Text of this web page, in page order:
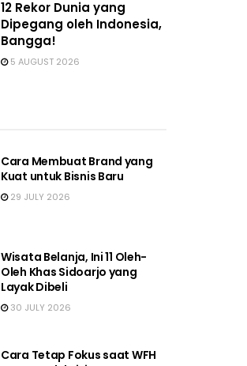
12 Rekor Dunia yang
Dipegang oleh Indonesia,
Bangga!
5 AUGUST 2026
Cara Membuat Brand yang
Kuat untuk Bisnis Baru
29 JULY 2026
Wisata Belanja, Ini 11 Oleh-
Oleh Khas Sidoarjo yang
Layak Dibeli
30 JULY 2026
Cara Tetap Fokus saat WFH